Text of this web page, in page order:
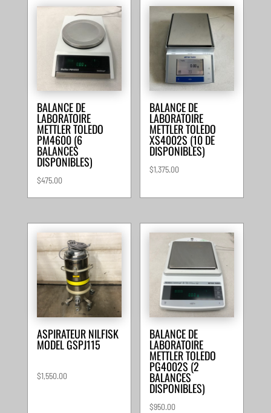
BALANCE DE
LABORATOIRE
METTLER TOLEDO
PM4600 (6
BALANCES
DISPONIBLES)
$475.00
BALANCE DE
LABORATOIRE
METTLER TOLEDO
XS4002S (10 DE
DISPONIBLES)
$1,375.00
ASPIRATEUR NILFISK
MODEL GSPJ115
$1,550.00
BALANCE DE
LABORATOIRE
METTLER TOLEDO
PG4002S (2
BALANCES
DISPONIBLES)
$950.00